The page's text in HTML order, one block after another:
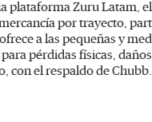
plataforma Zuru Latam,
por trayecto,
a las pequeñas y
pérdidas físicas,
con el respaldo de Chubb.